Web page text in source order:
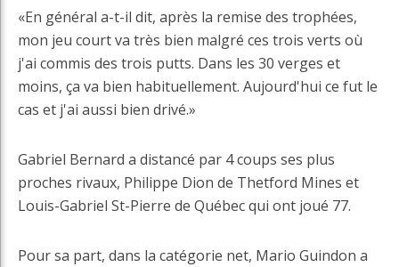
«En général a-t-il dit, après la remise des trophées,
mon jeu court va très bien malgré ces trois verts où
j'ai commis des trois putts. Dans les 30 verges et
moins, ça va bien habituellement. Aujourd'hui ce fut le
cas et j'ai aussi bien drivé.»
Gabriel Bernard a distancé par 4 coups ses plus
proches rivaux, Philippe Dion de Thetford Mines et
Louis-Gabriel St-Pierre de Québec qui ont joué 77.
Pour sa part, dans la catégorie net, Mario Guindon a